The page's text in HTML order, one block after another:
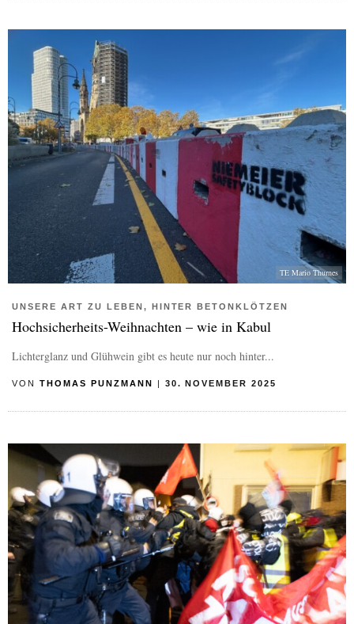
TE Mario Thurnes
UNSERE ART ZU LEBEN, HINTER BETONKLÖTZEN
Hochsicherheits-Weihnachten – wie in Kabul
Lichterglanz und Glühwein gibt es heute nur noch hinter...
VON THOMAS PUNZMANN 30. NOVEMBER 2025